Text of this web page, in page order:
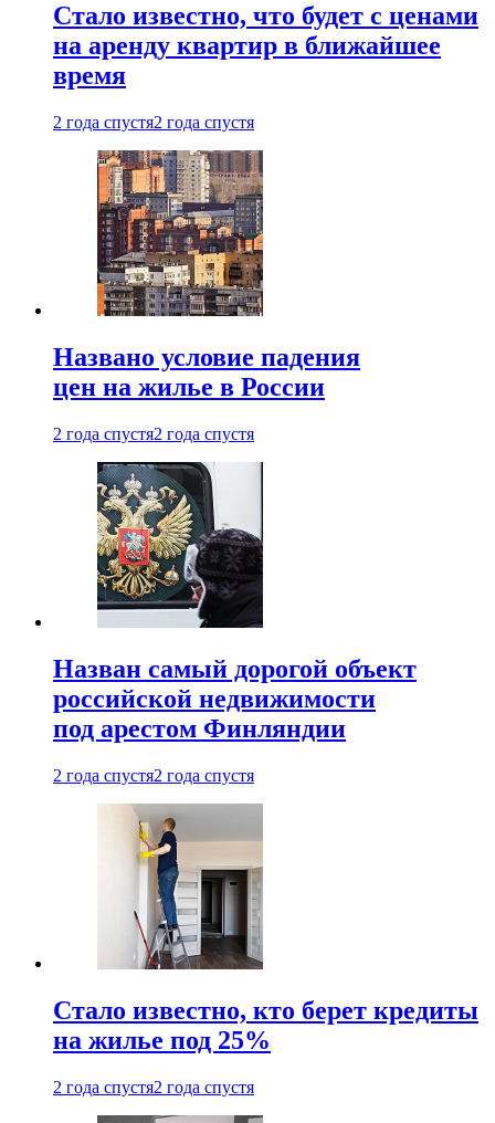
Стало известно, что будет с ценами
на аренду квартир в ближайшее
время
2 года спустя2 года спустя
Названо условие падения
цен на жилье в России
2 года спустя2 года спустя
Назван самый дорогой объект
российской недвижимости
под арестом Финляндии
2 года спустя2 года спустя
Стало известно, кто берет кредиты
на жилье под 25%
2 года спустя2 года спустя